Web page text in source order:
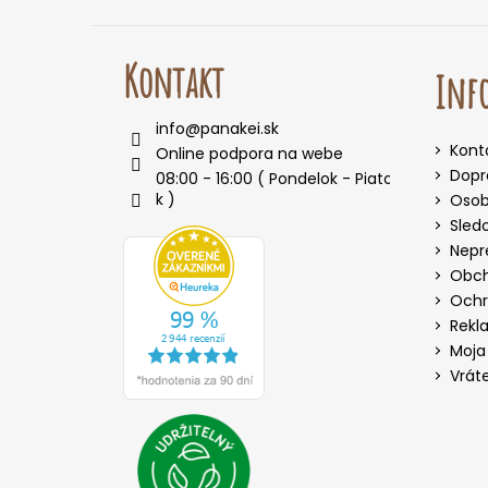
Kontakt
info@panakei.sk
Online podpora na webe
08:00 - 16:00 ( Pondelok - Piato
k )